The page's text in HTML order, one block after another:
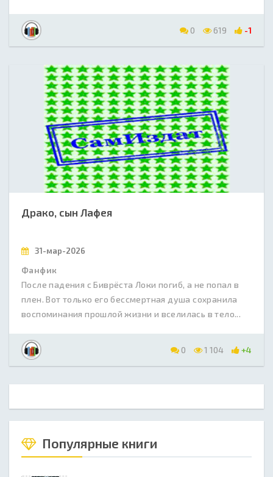
0 619 -1
Драко, сын Лафея
31-мар-2026
Фанфик
После падения с Биврёста Локи погиб, а не попал в
плен. Вот только его бессмертная душа сохранила
воспоминания прошлой жизни и вселилась в тело...
0 1 104 +4
Популярные книги